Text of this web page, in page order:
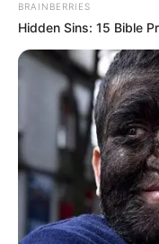
BRAINBERRIES
Hidden Sins: 15 Bible